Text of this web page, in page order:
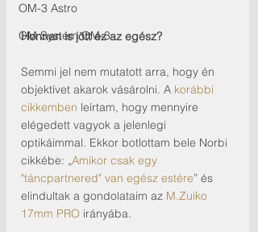
OM-3 Astro
OM System OM-3
Honnan is jött ez az egész?
Semmi jel nem mutatott arra, hogy én
objektívet akarok vásárolni. A korábbi
cikkemben leírtam, hogy mennyire
elégedett vagyok a jelenlegi
optikáimmal. Ekkor botlottam bele Norbi
cikkébe: „Amikor csak egy
"táncpartnered" van egész estére” és
elindultak a gondolataim az M.Zuiko
17mm PRO irányába.